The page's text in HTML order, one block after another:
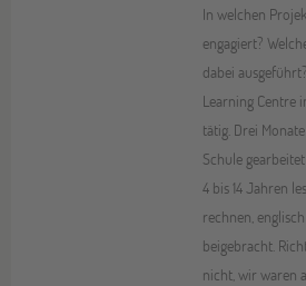
In welchen
engagiert?
dabei
Learning Centre
tätig. Drei
Schule
4 bis 14 Jahren
rechnen,
beigebracht.
nicht, wir waren